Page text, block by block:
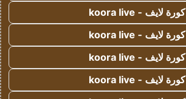
كورة لايف - koora live
كورة لايف - koora live
كورة لايف - koora live
كورة لايف - koora live